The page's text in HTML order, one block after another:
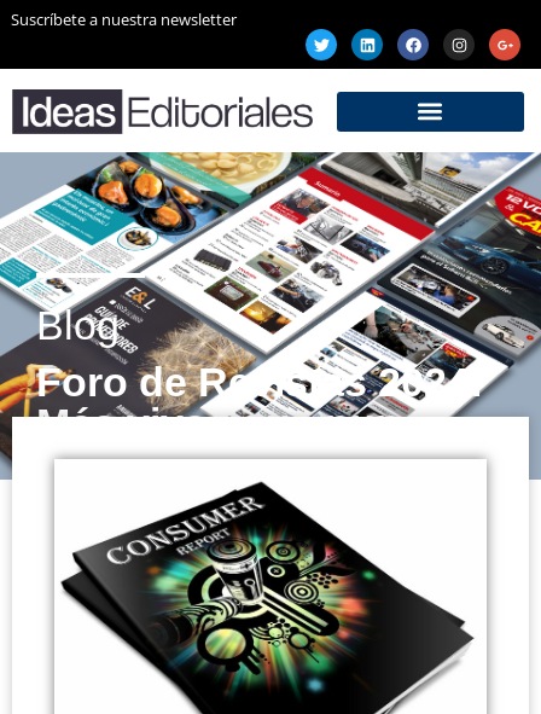
Suscríbete a nuestra newsletter
Blog
Foro de Revistas 2024:
Más vivas que nunca